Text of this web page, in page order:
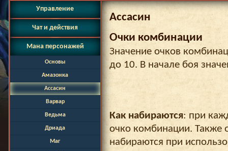
Управление
Чат и действия
Мана персонажей
Основы
Амазонка
Ассасин
Варвар
Ведьма
Дриада
Маг
Ассасин
Очки комбинации
Значение очков
до 10. В начале боя
Как набираются: при
очко комбинации. Также
набираются при